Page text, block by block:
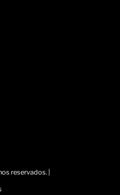
reservados. |